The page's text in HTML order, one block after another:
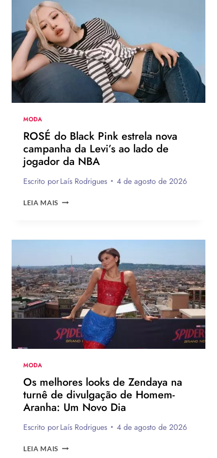
VERÃO
EUROPEU
2026
QUE
DEVEM
CHEGAR
AO
MODA
ROSÉ do Black Pink estrela nova
campanha da Levi’s ao lado de
jogador da NBA
Escrito porLaís Rodrigues 4 de agosto de 2026
LEIA MAIS ROSÉ
ESTRELA
CAMPANHA
DA
LEVI’S
AO
LADO
DE
JOGADOR
DA
NBA
MODA
Os melhores looks de Zendaya na
turnê de divulgação de Homem-
Aranha: Um Novo Dia
Escrito porLaís Rodrigues 4 de agosto de 2026
LEIA MAIS OS